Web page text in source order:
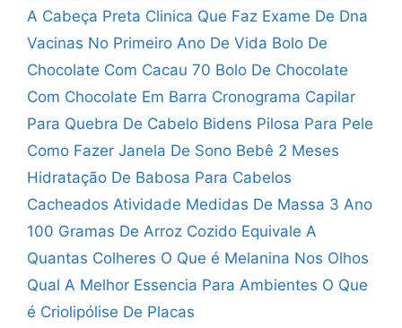
A Cabeça Preta Clinica Que Faz Exame De Dna
Vacinas No Primeiro Ano De Vida Bolo De
Chocolate Com Cacau 70 Bolo De Chocolate
Com Chocolate Em Barra Cronograma Capilar
Para Quebra De Cabelo Bidens Pilosa Para Pele
Como Fazer Janela De Sono Bebê 2 Meses
Hidratação De Babosa Para Cabelos
Cacheados Atividade Medidas De Massa 3 Ano
100 Gramas De Arroz Cozido Equivale A
Quantas Colheres O Que é Melanina Nos Olhos
Qual A Melhor Essencia Para Ambientes O Que
é Criolipólise De Placas